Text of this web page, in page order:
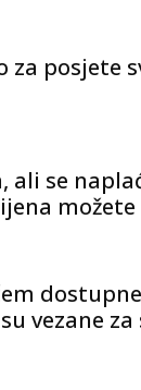
za posjete
ali se
vezane